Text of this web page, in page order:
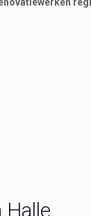
Halle